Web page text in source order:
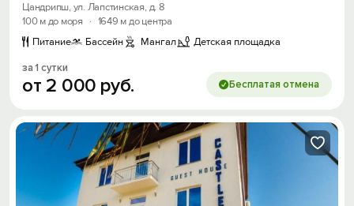
Цандрипш, ул. Лапстинская, д. 8
100 м до моря
· 1649 м до центра
Питание
Бассейн Мангал Детская площадка
за 1 сутки
от 2 000 руб. Бесплатая отмена